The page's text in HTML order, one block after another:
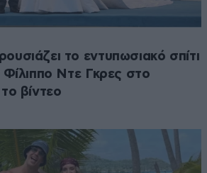
το εντυπωσιακό σπίτι
Φίλιππο Ντε Γκρες στο
βίντεο